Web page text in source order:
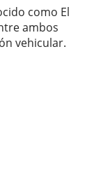
como El
ambos
vehicular.